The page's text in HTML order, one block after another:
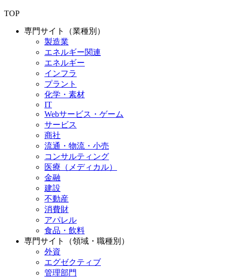
TOP
専門サイト（業種別）
製造業
エネルギー関連
エネルギー
インフラ
プラント
化学・素材
IT
Webサービス・ゲーム
サービス
商社
流通・物流・小売
コンサルティング
医療（メディカル）
金融
建設
不動産
消費財
アパレル
食品・飲料
専門サイト（領域・職種別）
外資
エグゼクティブ
管理部門